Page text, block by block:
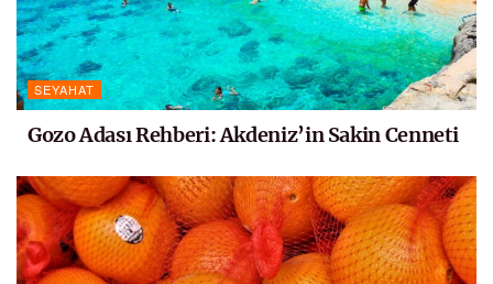
SEYAHAT
Gozo Adası Rehberi: Akdeniz’in Sakin Cenneti